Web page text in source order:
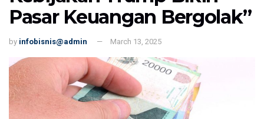
Pasar Keuangan Bergolak”
by infobisnis@admin March 13, 2025